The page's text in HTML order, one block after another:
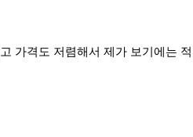
가격도 저렴해서 제가 보기에는